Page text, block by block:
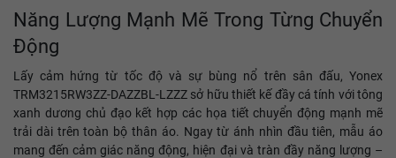
Năng Lượng Mạnh Mẽ Trong Từng Chuyển
Động
Lấy cảm hứng từ tốc độ và sự bùng nổ trên sân đấu, Yonex
TRM3215RW3ZZ-DAZZBL-LZZZ sở hữu thiết kế đầy cá tính với tông
xanh dương chủ đạo kết hợp các họa tiết chuyển động mạnh mẽ
trải dài trên toàn bộ thân áo. Ngay từ ánh nhìn đầu tiên, mẫu áo
mang đến cảm giác năng động, hiện đại và tràn đầy năng lượng –